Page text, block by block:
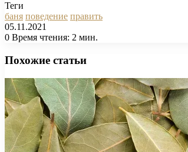
Теги
баня поведение править
05.11.2021
0 Время чтения: 2 мин.
Похожие статьи